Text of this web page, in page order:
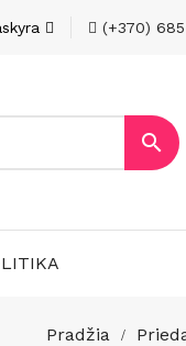
(+370) 685

Pradžia